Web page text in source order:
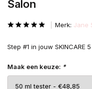
Salon
Merk: Jane
Step #1 in jouw SKINCARE 5
Maak een keuze: *